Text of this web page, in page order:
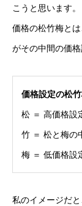
こうと思います。
価格の松竹梅と
がその中間の価
価格設定の松
松 ＝ 高価格設
竹 ＝ 松と梅の
梅 ＝ 低価格設
私のイメージだ